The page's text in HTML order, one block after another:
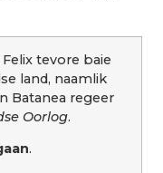
tevore baie
land, naamlik
Batanea regeer
Oorlog.
.